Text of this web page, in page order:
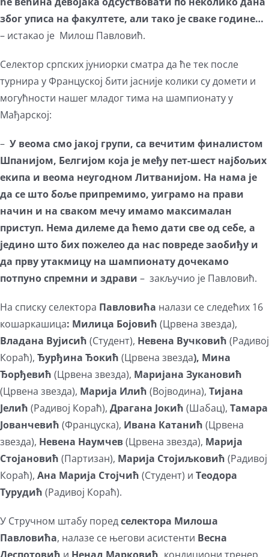
због уписа на факултете, али тако је сваке године…
– истакао је Милош Павловић.
Селектор српских јуниорки сматра да ће тек после
турнира у Француској бити јасније колики су домети и
могућности нашег младог тима на шампионату у
Мађарској:
– У веома смо јакој групи, са вечитим финалистом
Шпанијом, Белгијом која је међу пет-шест најбољих
екипа и веома неугодном Литванијом. На нама је
да се што боље припремимо, уиграмо на прави
начин и на сваком мечу имамо максималан
приступ. Нема дилеме да ћемо дати све од себе, а
једино што бих пожелео да нас повреде заобиђу и
да прву утакмицу на шампионату дочекамо
потпуно спремни и здрави – закључио је Павловић.
На списку селектора Павловића налази се следећих 16
кошаркашица: Милица Бојовић (Црвена звезда),
Владана Вујисић (Студент), Невена Вучковић (Радивој
Кораћ), Ђурђина Ђокић (Црвена звезда), Мина
Ђорђевић (Црвена звезда), Маријана Зукановић
(Црвена звезда), Марија Илић (Војводина), Тијана
Јелић (Радивој Кораћ), Драгана Јокић (Шабац), Тамара
Јованчевић (Француска), Ивана Катанић (Црвена
звезда), Невена Наумчев(Црвена звезда), Марија
Стојановић (Партизан), Марија Стојиљковић (Радивој
Кораћ), Ана Марија Стојчић (Студент) и Теодора
Турудић (Радивој Кораћ).
У Стручном штабу поредселектора Милоша
Павловића, налазе се његови асистенти Весна